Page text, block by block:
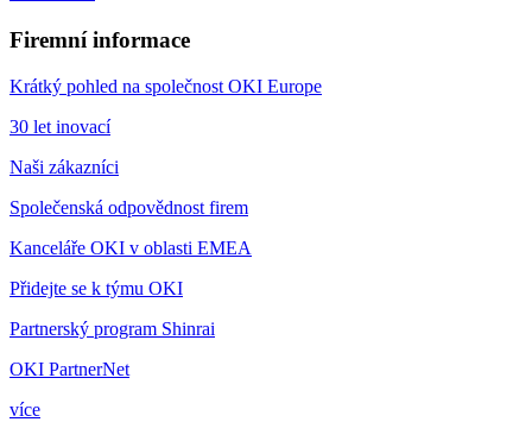
Firemní informace
Krátký pohled na společnost OKI Europe
30 let inovací
Naši zákazníci
Společenská odpovědnost firem
Kanceláře OKI v oblasti EMEA
Přidejte se k týmu OKI
Partnerský program Shinrai
OKI PartnerNet
více